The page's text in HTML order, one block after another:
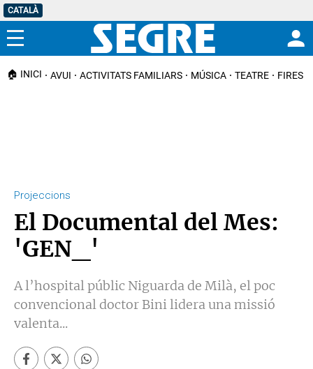
CATALÀ
Menú
🏠 INICI AVUI ACTIVITATS FAMILIARS MÚSICA TEATRE FIRES I
Projeccions
El Documental del Mes:
'GEN_'
A l’hospital públic Niguarda de Milà, el poc
convencional doctor Bini lidera una missió
valenta...